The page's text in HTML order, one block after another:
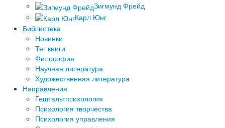
Зигмунд Фрейд
Карл Юнг
Библиотека
Новинки
Тег книги
Философия
Научная литература
Художественная литература
Направления
Гештальтпсихология
Психология творчества
Психология управления